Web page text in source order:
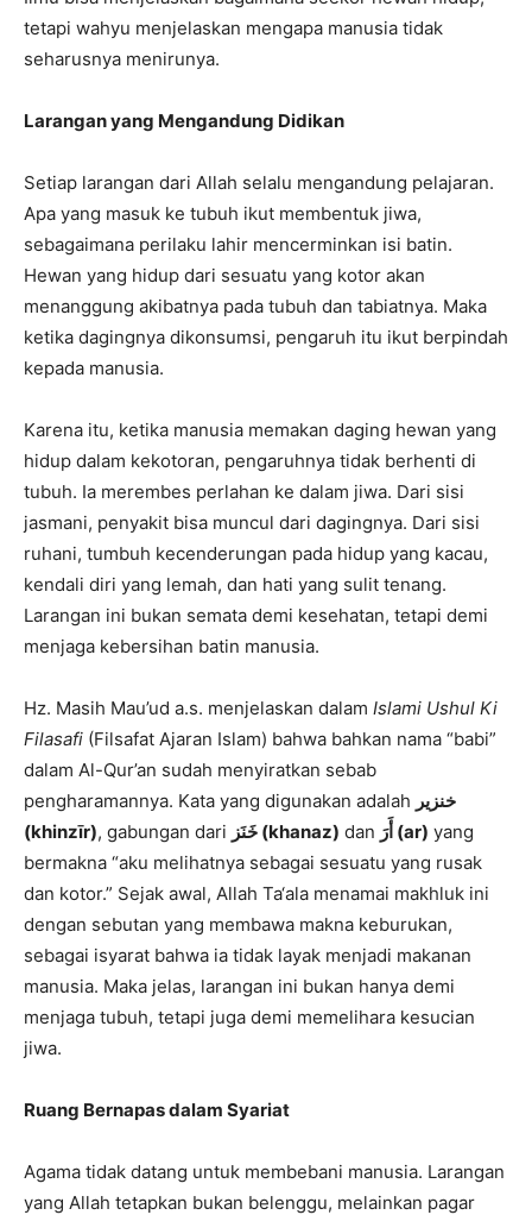
tetapi wahyu menjelaskan mengapa manusia tidak
seharusnya menirunya.
Larangan yang Mengandung Didikan
Setiap larangan dari Allah selalu mengandung pelajaran.
Apa yang masuk ke tubuh ikut membentuk jiwa,
sebagaimana perilaku lahir mencerminkan isi batin.
Hewan yang hidup dari sesuatu yang kotor akan
menanggung akibatnya pada tubuh dan tabiatnya. Maka
ketika dagingnya dikonsumsi, pengaruh itu ikut berpindah
kepada manusia.
Karena itu, ketika manusia memakan daging hewan yang
hidup dalam kekotoran, pengaruhnya tidak berhenti di
tubuh. Ia merembes perlahan ke dalam jiwa. Dari sisi
jasmani, penyakit bisa muncul dari dagingnya. Dari sisi
ruhani, tumbuh kecenderungan pada hidup yang kacau,
kendali diri yang lemah, dan hati yang sulit tenang.
Larangan ini bukan semata demi kesehatan, tetapi demi
menjaga kebersihan batin manusia.
Hz. Masih Mau’ud a.s. menjelaskan dalam Islami Ushul Ki
Filasafi (Filsafat Ajaran Islam) bahwa bahkan nama “babi”
dalam Al-Qur’an sudah menyiratkan sebab
pengharamannya. Kata yang digunakan adalah خنزير
(khinzīr), gabungan dari خَنَز (khanaz) dan (ar) yang
bermakna “aku melihatnya sebagai sesuatu yang rusak
dan kotor.” Sejak awal, Allah Ta‘ala menamai makhluk ini
dengan sebutan yang membawa makna keburukan,
sebagai isyarat bahwa ia tidak layak menjadi makanan
manusia. Maka jelas, larangan ini bukan hanya demi
menjaga tubuh, tetapi juga demi memelihara kesucian
jiwa.
Ruang Bernapas dalam Syariat
Agama tidak datang untuk membebani manusia. Larangan
yang Allah tetapkan bukan belenggu, melainkan pagar